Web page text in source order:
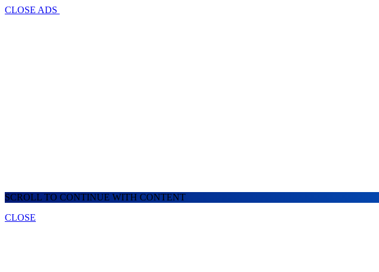
CLOSE ADS
SCROLL TO CONTINUE WITH CONTENT
CLOSE